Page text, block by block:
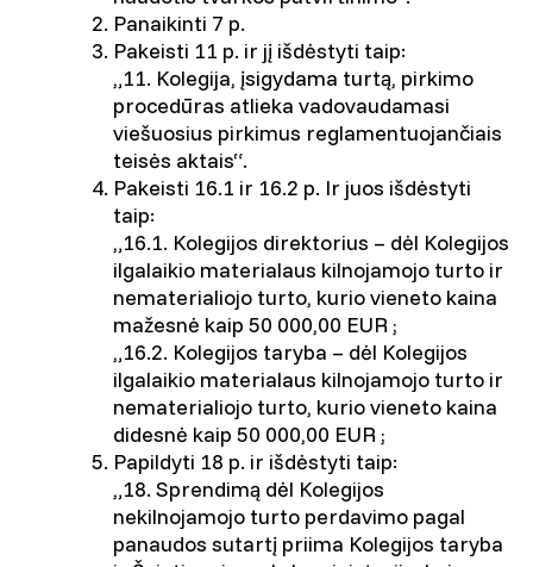
Panaikinti 7 p.
Pakeisti 11 p. ir jį išdėstyti taip:
„11. Kolegija, įsigydama turtą, pirkimo
procedūras atlieka vadovaudamasi
viešuosius pirkimus reglamentuojančiais
teisės aktais“.
Pakeisti 16.1 ir 16.2 p. Ir juos išdėstyti
taip:
„16.1. Kolegijos direktorius – dėl Kolegijos
ilgalaikio materialaus kilnojamojo turto ir
nematerialiojo turto, kurio vieneto kaina
mažesnė kaip 50 000,00 EUR ;
„16.2. Kolegijos taryba – dėl Kolegijos
ilgalaikio materialaus kilnojamojo turto ir
nematerialiojo turto, kurio vieneto kaina
didesnė kaip 50 000,00 EUR ;
Papildyti 18 p. ir išdėstyti taip:
„18. Sprendimą dėl Kolegijos
nekilnojamojo turto perdavimo pagal
panaudos sutartį priima Kolegijos taryba